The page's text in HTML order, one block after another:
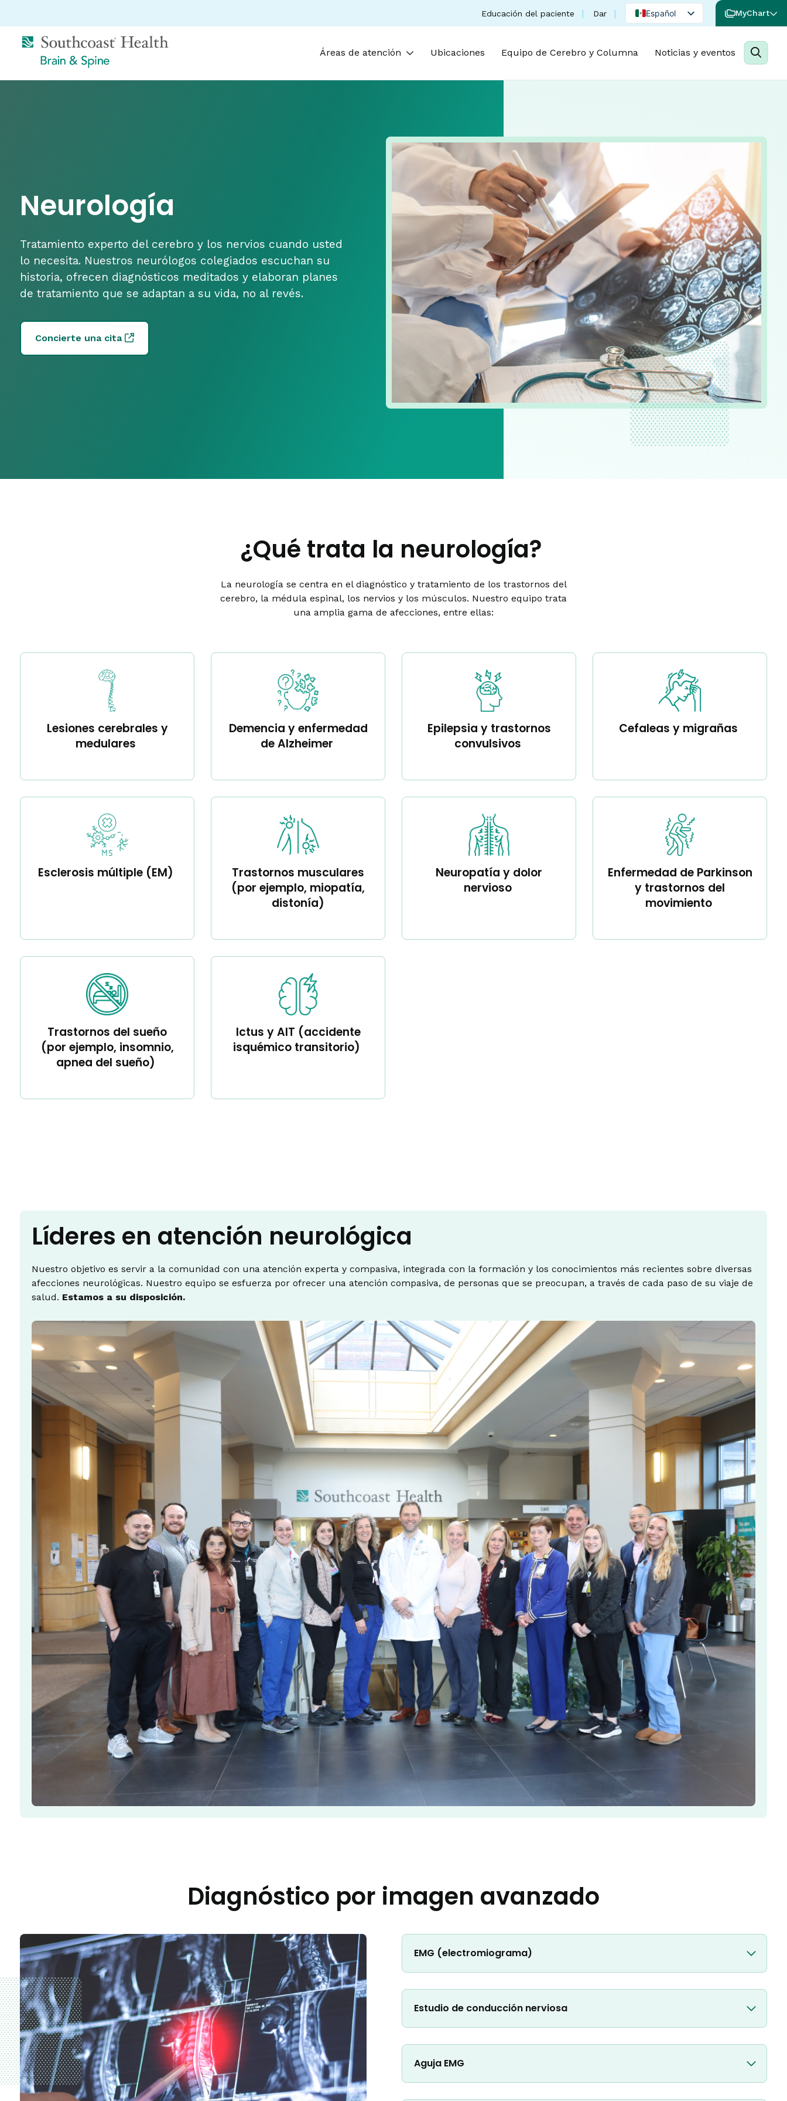
Educación del paciente Dar(se abre en una nueva pestaña)
Español
Portuguese
MyChart
Áreas de atención Ubicaciones Equipo de Cerebro y Columna Noticias y eventos
Neurología
Tratamiento experto del cerebro y los nervios cuando usted
lo necesita. Nuestros neurólogos colegiados escuchan su
historia, ofrecen diagnósticos meditados y elaboran planes
de tratamiento que se adaptan a su vida, no al revés.
Concierte una cita
¿Qué trata la neurología?
La neurología se centra en el diagnóstico y tratamiento de los trastornos del
cerebro, la médula espinal, los nervios y los músculos. Nuestro equipo trata
una amplia gama de afecciones, entre ellas:
Lesiones cerebrales y
medulares
Demencia y enfermedad
de Alzheimer
Epilepsia y trastornos
convulsivos
Cefaleas y migrañas
Esclerosis múltiple (EM)
Trastornos musculares
(por ejemplo, miopatía,
distonía)
Neuropatía y dolor
nervioso
Enfermedad de Parkinson
y trastornos del
movimiento
Trastornos del sueño
(por ejemplo, insomnio,
apnea del sueño)
Ictus y AIT (accidente
isquémico transitorio)
Líderes en atención neurológica
Nuestro objetivo es servir a la comunidad con una atención experta y compasiva, integrada con la formación y los conocimientos más recientes sobre diversas
afecciones neurológicas. Nuestro equipo se esfuerza por ofrecer una atención compasiva, de personas que se preocupan, a través de cada paso de su viaje de
salud. Estamos a su disposición.
Diagnóstico por imagen avanzado
EMG (electromiograma)
Estudio de conducción nerviosa
Aguja EMG